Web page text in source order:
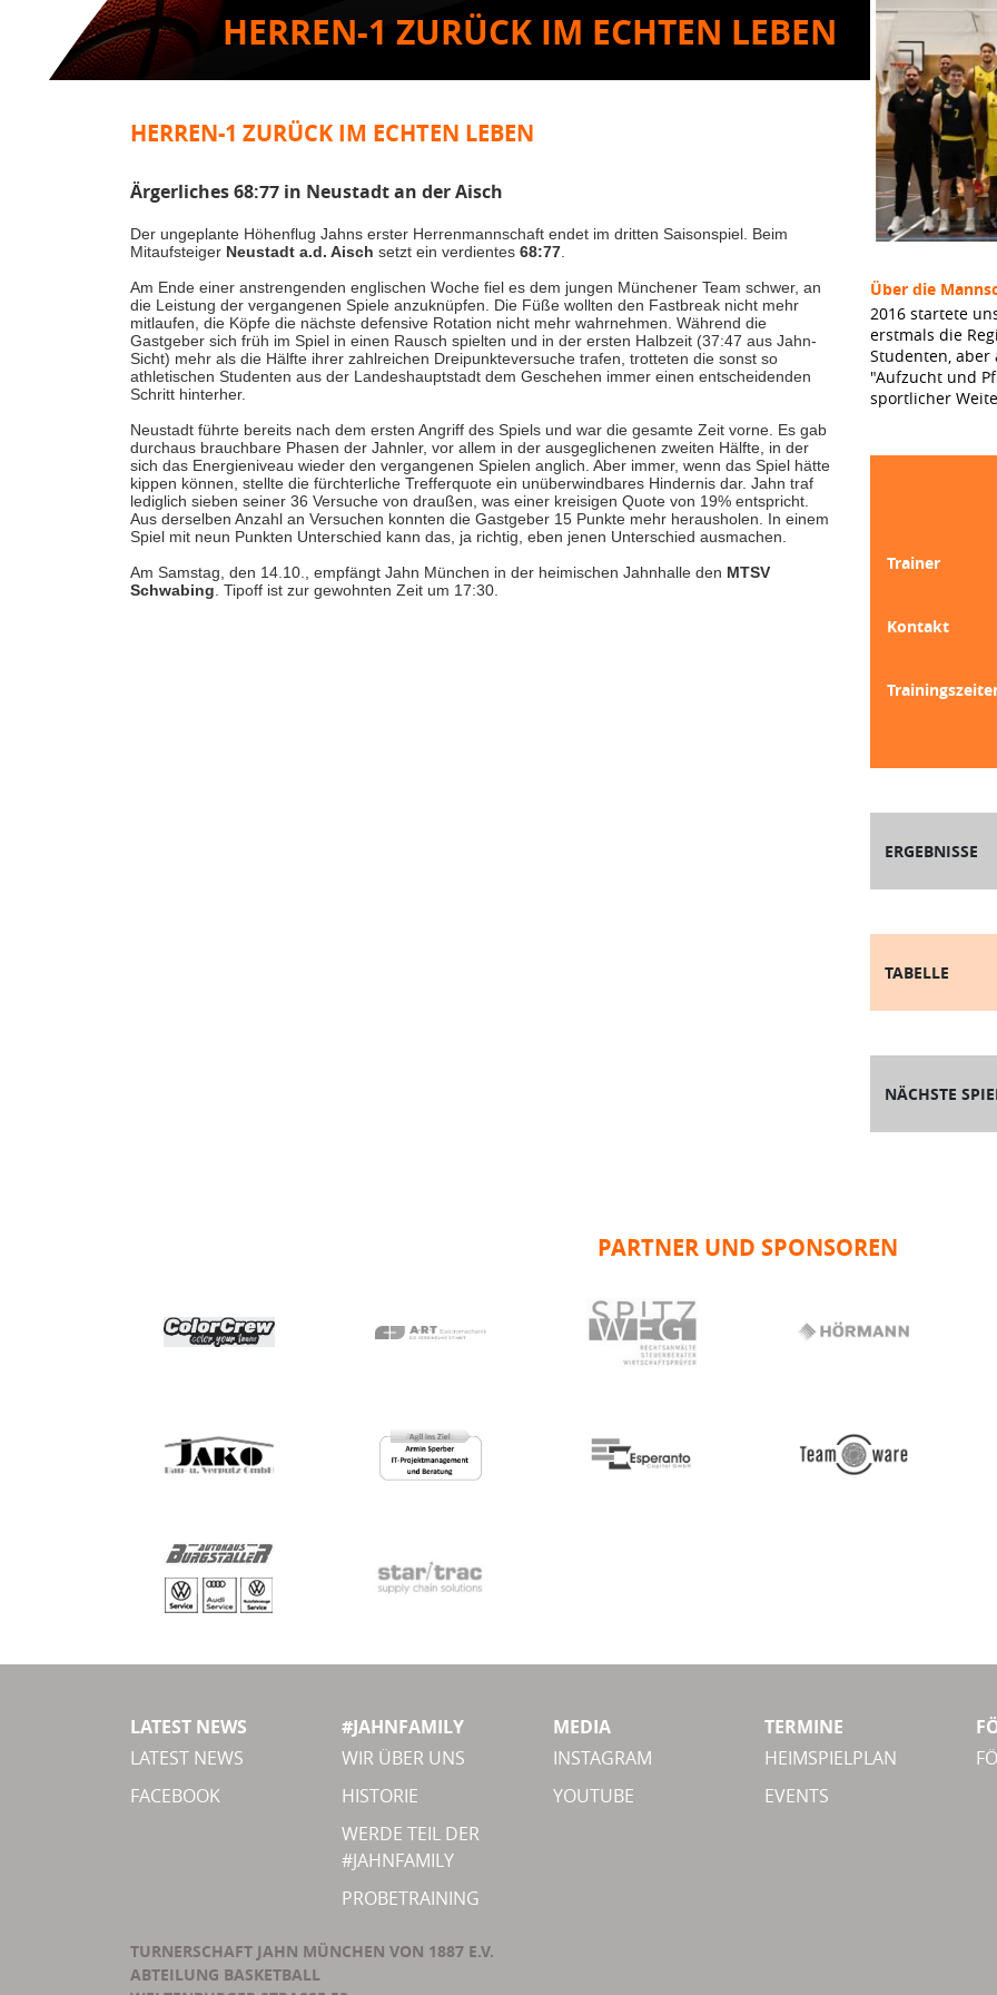
HERREN-1 ZURÜCK IM ECHTEN LEBEN
HERREN-1 ZURÜCK IM ECHTEN LEBEN
Ärgerliches 68:77 in Neustadt an der Aisch
Der ungeplante Höhenflug Jahns erster Herrenmannschaft endet im dritten Saisonspiel. Beim
Mitaufsteiger Neustadt a.d. Aisch setzt ein verdientes 68:77
Am Ende einer anstrengenden englischen Woche fiel es dem jungen Münchener Team schwer, an
die Leistung der vergangenen Spiele anzuknüpfen. Die Füße wollten den Fastbreak nicht mehr
mitlaufen, die Köpfe die nächste defensive Rotation nicht mehr wahrnehmen. Während die
Gastgeber sich früh im Spiel in einen Rausch spielten und in der ersten Halbzeit (37:47 aus Jahn-
Sicht) mehr als die Hälfte ihrer zahlreichen Dreipunkteversuche trafen, trotteten die sonst so
athletischen Studenten aus der Landeshauptstadt dem Geschehen immer einen entscheidenden
Schritt hinterher.
Neustadt führte bereits nach dem ersten Angriff des Spiels und war die gesamte Zeit vorne. Es gab
durchaus brauchbare Phasen der Jahnler, vor allem in der ausgeglichenen zweiten Hälfte, in der
sich das Energieniveau wieder den vergangenen Spielen anglich. Aber immer, wenn das Spiel hätte
kippen können, stellte die fürchterliche Trefferquote ein unüberwindbares Hindernis dar. Jahn traf
lediglich sieben seiner 36 Versuche von draußen, was einer kreisigen Quote von 19% entspricht.
Aus derselben Anzahl an Versuchen konnten die Gastgeber 15 Punkte mehr herausholen. In einem
Spiel mit neun Punkten Unterschied kann das, ja richtig, eben jenen Unterschied ausmachen.
Am Samstag, den 14.10., empfängt Jahn München in der heimischen Jahnhalle den MTSV
Schwabing . Tipoff ist zur gewohnten Zeit um 17:30.
Über die
2016 startete
erstmals die
Studenten, aber
"Aufzucht und
sportlicher
Trainer
Kontakt
ERGEBNISSE
TABELLE
NÄCHSTE
PARTNER UND SPONSOREN
LATEST NEWS
LATEST NEWS
FACEBOOK
#JAHNFAMILY
WIR ÜBER UNS
HISTORIE
WERDE TEIL DER
#JAHNFAMILY
PROBETRAINING
MEDIA
INSTAGRAM
YOUTUBE
TERMINE
HEIMSPIELPLAN
EVENTS
TURNERSCHAFT JAHN MÜNCHEN VON 1887 E.V.
ABTEILUNG BASKETBALL